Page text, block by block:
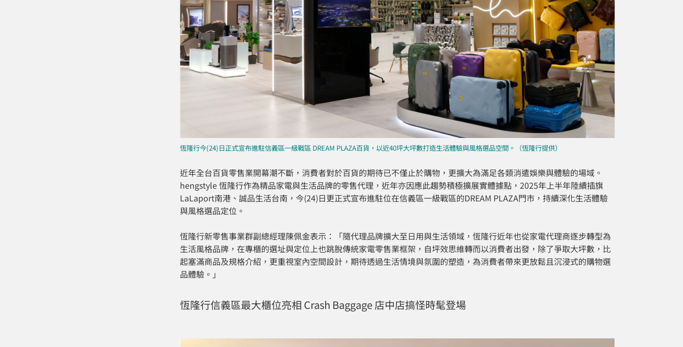
恆隆行今(24)日正式宣布進駐信義區一級戰區 DREAM PLAZA百貨，以近40坪大坪數打造生活體驗與風格選品空間。（恆隆行提供）
近年全台百貨零售業開幕潮不斷，消費者對於百貨的期待已不僅止於購物，更擴大為滿足各類消遣娛樂與體驗的場域。
hengstyle 恆隆行作為精品家電與生活品牌的零售代理，近年亦因應此趨勢積極擴展實體據點，2025年上半年陸續插旗
LaLaport南港、誠品生活台南，今(24)日更正式宣布進駐位在信義區一級戰區的DREAM PLAZA門市，持續深化生活體驗
與風格選品定位。
恆隆行新零售事業群副總經理陳佩金表示：「隨代理品牌擴大至日用與生活領域，恆隆行近年也從家電代理商逐步轉型為
生活風格品牌，在專櫃的選址與定位上也跳脫傳統家電零售業框架，自坪效思維轉而以消費者出發，除了爭取大坪數，比
起塞滿商品及規格介紹，更重視室內空間設計，期待透過生活情境與氛圍的塑造，為消費者帶來更放鬆且沉浸式的購物選
品體驗。」
恆隆行信義區最大櫃位亮相 Crash Baggage 店中店搞怪時髦登場